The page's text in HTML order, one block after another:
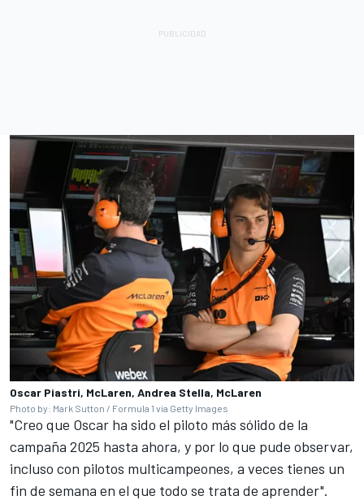
Oscar Piastri, McLaren, Andrea Stella, McLaren
Photo by: Mark Sutton / Formula 1 via Getty Images
"Creo que Oscar ha sido el piloto más sólido de la
campaña 2025 hasta ahora, y por lo que pude observar,
incluso con pilotos multicampeones, a veces tienes un
fin de semana en el que todo se trata de aprender".